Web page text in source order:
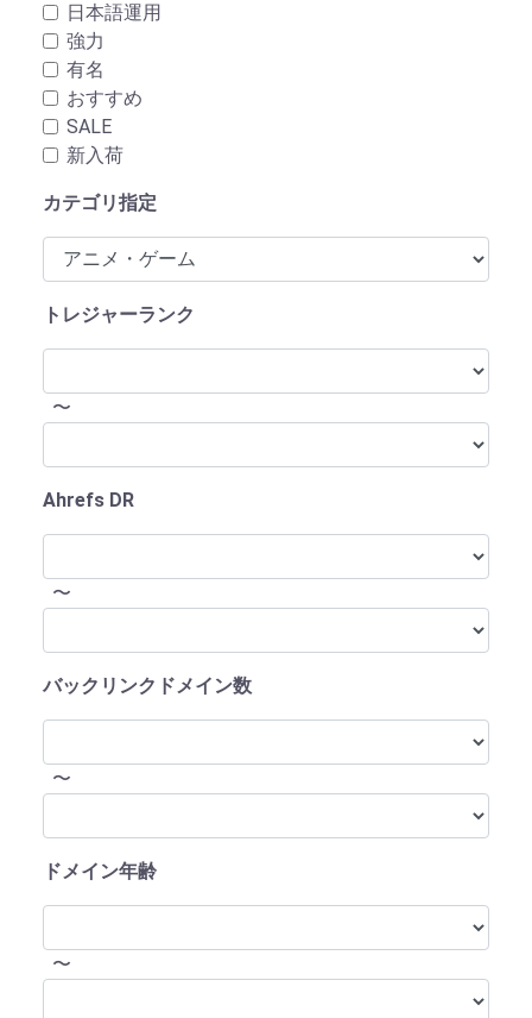
日本語運用
強力
有名
おすすめ
SALE
新入荷
カテゴリ指定
トレジャーランク
〜
Ahrefs DR
〜
バックリンクドメイン数
〜
ドメイン年齢
〜